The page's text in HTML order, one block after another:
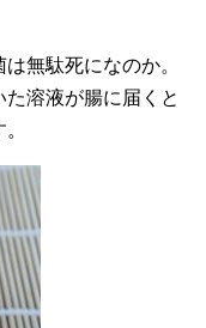
無駄死になのか。
溶液が腸に届くと